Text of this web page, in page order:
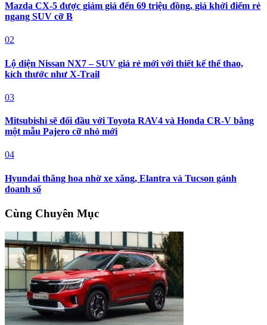
Mazda CX-5 được giảm giá đến 69 triệu đồng, giá khởi điểm rẻ
ngang SUV cỡ B
02
Lộ diện Nissan NX7 – SUV giá rẻ mới với thiết kế thể thao,
kích thước như X-Trail
03
Mitsubishi sẽ đối đầu với Toyota RAV4 và Honda CR-V bằng
một mẫu Pajero cỡ nhỏ mới
04
Hyundai thăng hoa nhờ xe xăng, Elantra và Tucson gánh
doanh số
Cùng Chuyên Mục